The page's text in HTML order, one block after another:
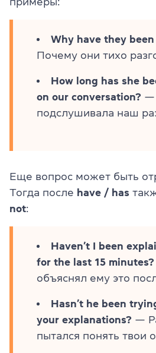
Why have they
Почему они тихо
How long has she
on our conversation? —
подслушивала наш
Еще вопрос может быть
Тогда после have / has
not:
Haven’t I been
for the last 15 minutes?
объяснял ему это
Hasn’t he been
your explanations? —
пытался понять твои